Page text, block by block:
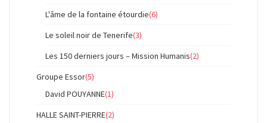
L'âme de la fontaine étourdie(6)
Le soleil noir de Tenerife(3)
Les 150 derniers jours – Mission Humanis(2)
Groupe Essor(5)
David POUYANNE(1)
HALLE SAINT-PIERRE(2)